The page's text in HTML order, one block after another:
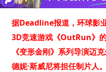
据Deadline报道，环球影
3D竞速游戏《OutRun》
《变形金刚》系列导演迈
德妮·斯威尼将担任制片人。